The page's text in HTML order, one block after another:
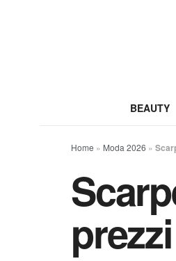
BEAUTY
Home » Moda 2026 »
prezzi